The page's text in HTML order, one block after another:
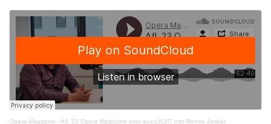
Opera Magazine · Afl. 23 Opera Magazine over aus LICHT met Renee Jonker